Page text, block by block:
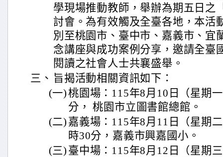
學現場推動教師，舉辦為期五日之
討會。為有效觸及全臺各地，本活
別至桃園市、臺中市、嘉義市、宜
念講座與成功案例分享，邀請全臺
閱讀之社會人士共襄盛舉。
三、 旨揭活動相關資訊如下：
(一)桃園場：115年8月10日（星期
分， 桃園市立圖書館總館。
(二) 嘉義場：115年8月11日（星期
時30分，嘉義市興嘉國小。
(三) 臺中場：115年8月12日（星期